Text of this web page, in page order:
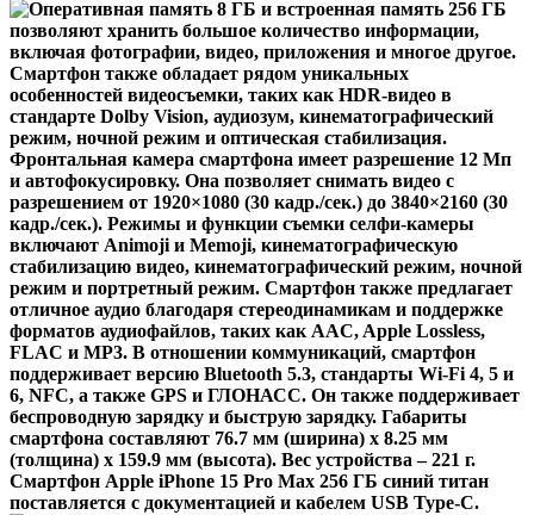
Смартфон также обладает рядом уникальных
особенностей видеосъемки, таких как HDR-видео в
стандарте Dolby Vision, аудиозум, кинематографический
режим, ночной режим и оптическая стабилизация.
Фронтальная камера смартфона имеет разрешение 12 Мп
и автофокусировку. Она позволяет снимать видео с
разрешением от 1920×1080 (30 кадр./сек.) до 3840×2160 (30
кадр./сек.). Режимы и функции съемки селфи-камеры
включают Animoji и Memoji, кинематографическую
стабилизацию видео, кинематографический режим, ночной
режим и портретный режим. Смартфон также предлагает
отличное аудио благодаря стереодинамикам и поддержке
форматов аудиофайлов, таких как AAC, Apple Lossless,
FLAC и MP3. В отношении коммуникаций, смартфон
поддерживает версию Bluetooth 5.3, стандарты Wi-Fi 4, 5 и
6, NFC, а также GPS и ГЛОНАСС. Он также поддерживает
беспроводную зарядку и быструю зарядку. Габариты
смартфона составляют 76.7 мм (ширина) х 8.25 мм
(толщина) х 159.9 мм (высота). Вес устройства – 221 г.
Смартфон Apple iPhone 15 Pro Max 256 ГБ синий титан
поставляется с документацией и кабелем USB Type-C.